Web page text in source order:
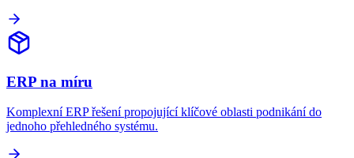
ERP na míru
Komplexní ERP řešení propojující klíčové oblasti podnikání do
jednoho přehledného systému.